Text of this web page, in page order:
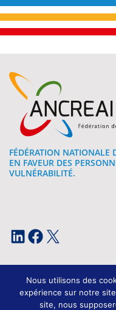
FÉDÉRATION NATIONALE
EN FAVEUR DES
VULNÉRABILITÉ.
LinkedIn Facebook X
Mentions légales
Nous utilisons des
expérience sur notre
site, nous